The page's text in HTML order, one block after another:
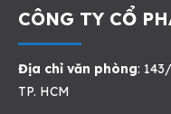
CÔNG TY CỔ
Địa chỉ văn phòng:
TP. HCM